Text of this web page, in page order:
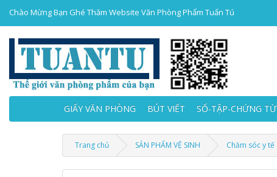
Chào Mừng Bạn Ghé Thăm Website Văn Phòng Phẩm Tuấn Tú
GIẤY VĂN PHÒNG BÚT VIẾT SỔ-TẬP-CHỨNG TỪ
Trang chủ SẢN PHẨM VỆ SINH Chăm sóc y tế